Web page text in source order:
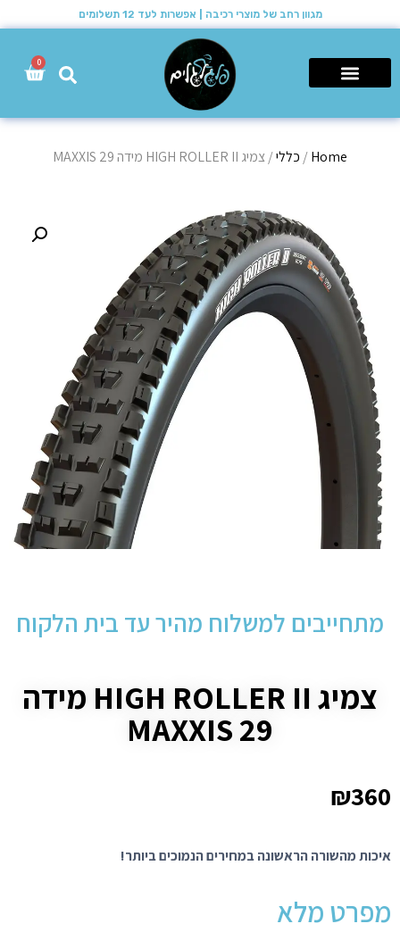
מגוון רחב של מוצרי רכיבה | אפשרות לעד 12 תשלומים
0
Home
/ כללי/ צמיג HIGH ROLLER II מידה 29 MAXXIS
צמיג HIGH ROLLER II מידה
29 MAXXIS
₪360
איכות מהשורה הראשונה במחירים הנמוכים ביותר!
מפרט מלא
מתחייבים למשלוח מהיר עד בית הלקוח